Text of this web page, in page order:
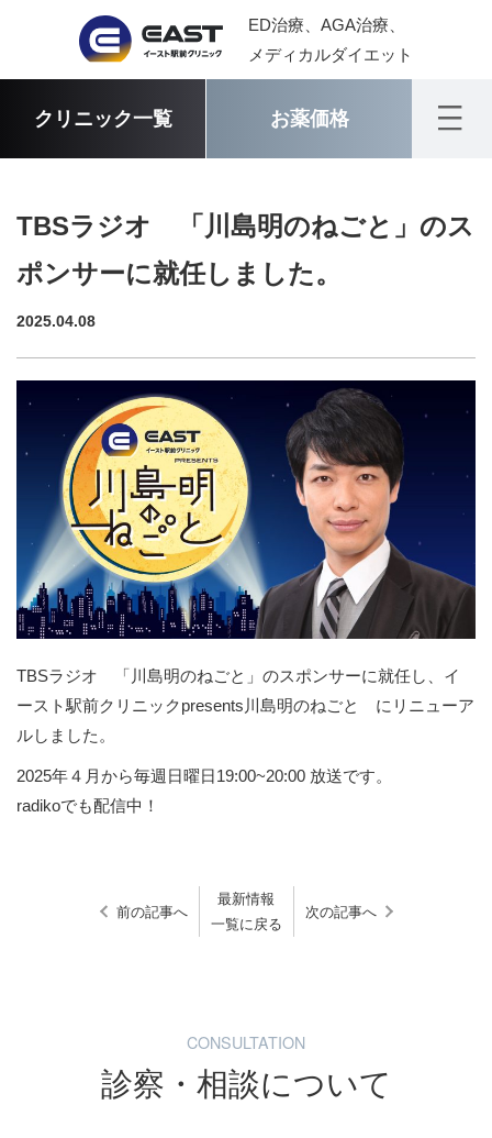
ED治療、AGA治療、
メディカルダイエット
クリニック一覧 お薬価格
TBSラジオ 「川島明のねごと」のス
ポンサーに就任しました。
2025.04.08
TBSラジオ 「川島明のねごと」のスポンサーに就任し、イ
ースト駅前クリニックpresents川島明のねごと にリニューア
ルしました。
2025年４月から毎週日曜日19:00~20:00 放送です。
radikoでも配信中！
前の記事へ
最新情報
一覧に戻る
次の記事へ
CONSULTATION
診察・相談について